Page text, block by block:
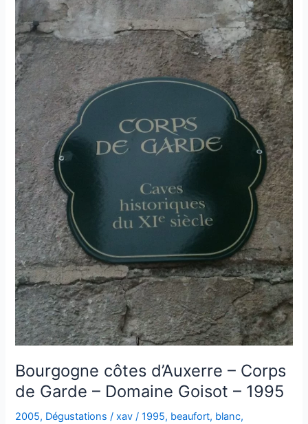
de
Garde
–
Domaine
Goisot
–
1996
Bourgogne côtes d’Auxerre – Corps
de Garde – Domaine Goisot – 1995
2005, Dégustations /xav/1995, beaufort, blanc,